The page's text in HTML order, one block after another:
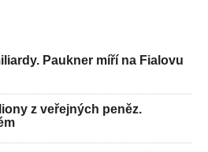
Paukner míří na Fialovu
z veřejných peněz.